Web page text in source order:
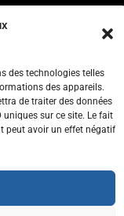
des technologies telles
des appareils.
de traiter des données
sur ce site. Le fait
peut avoir un effet négatif